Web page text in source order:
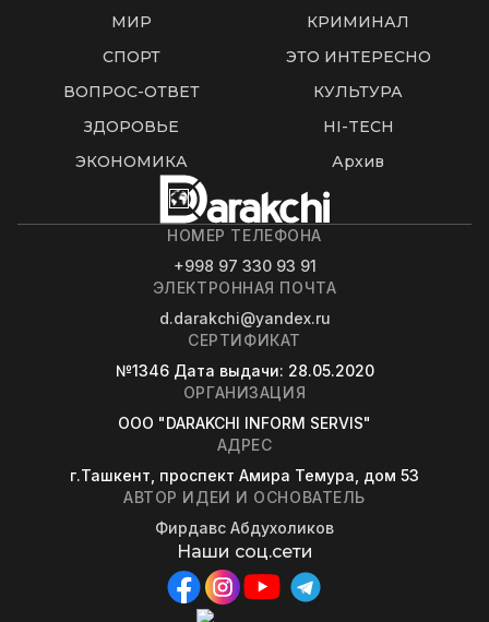
МИР
КРИМИНАЛ
СПОРТ
ЭТО ИНТЕРЕСНО
ВОПРОС-ОТВЕТ
КУЛЬТУРА
ЗДОРОВЬЕ
HI-TECH
ЭКОНОМИКА
Архив
НОМЕР ТЕЛЕФОНА
+998 97 330 93 91
ЭЛЕКТРОННАЯ ПОЧТА
d.darakchi@yandex.ru
СЕРТИФИКАТ
№1346 Дата выдачи: 28.05.2020
ОРГАНИЗАЦИЯ
OOO "DARAKCHI INFORM SERVIS"
АДРЕС
г.Ташкент, проспект Амира Темура, дом 53
АВТОР ИДЕИ И ОСНОВАТЕЛЬ
Фирдавс Абдухоликов
Наши соц.сети